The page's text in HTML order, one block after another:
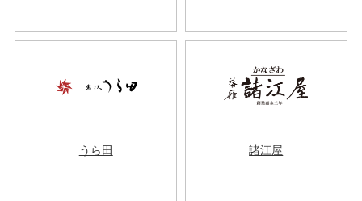
うら田 諸江屋